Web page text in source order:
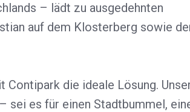
– lädt zu ausgedehnten
auf dem Klosterberg sowie
Contipark die ideale Lösung.
sei es für einen Stadtbummel,